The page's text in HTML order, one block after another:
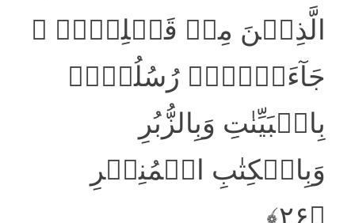
الَّذِیۡنَ مِنۡ قَبۡلِہِمۡ ۚ
جَآءَتۡہُمۡ رُسُلُہُمۡ
بِالۡبَیِّنٰتِ وَبِالزُّبُرِ
وَبِالۡکِتٰبِ الۡمُنِیۡرِ
﴿۲۶﴾